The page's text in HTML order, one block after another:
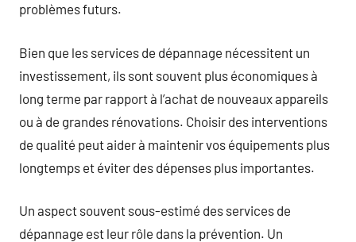
problèmes futurs.
Bien que les services de dépannage nécessitent un
investissement, ils sont souvent plus économiques à
long terme par rapport à l’achat de nouveaux appareils
ou à de grandes rénovations. Choisir des interventions
de qualité peut aider à maintenir vos équipements plus
longtemps et éviter des dépenses plus importantes.
Un aspect souvent sous-estimé des services de
dépannage est leur rôle dans la prévention. Un